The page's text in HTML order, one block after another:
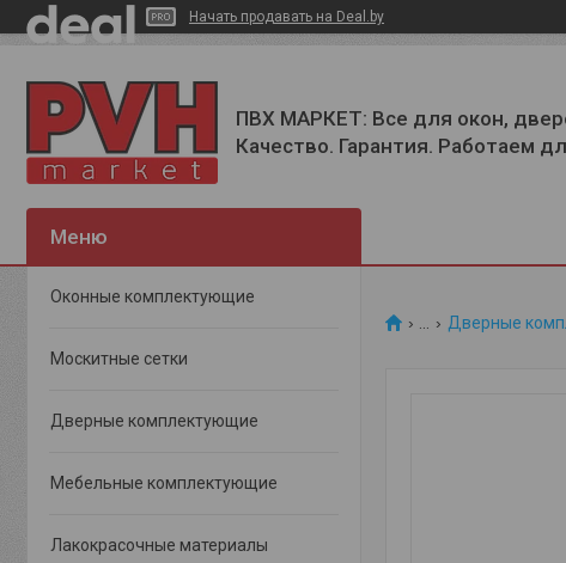
Начать продавать на Deal.by
ПВХ МАРКЕТ: Все для окон,
Качество. Гарантия. Работаем
Дверные
Оконные комплектующие
Москитные сетки
Дверные комплектующие
Мебельные комплектующие
Лакокрасочные материалы